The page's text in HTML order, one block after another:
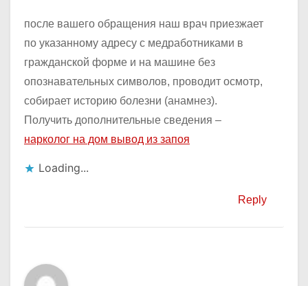
после вашего обращения наш врач приезжает
по указанному адресу с медработниками в
гражданской форме и на машине без
опознавательных символов, проводит осмотр,
собирает историю болезни (анамнез).
Получить дополнительные сведения –
нарколог на дом вывод из запоя
Loading...
Reply